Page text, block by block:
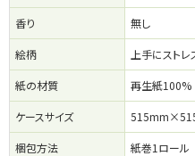
香り 無し
絵柄 上手にスト
紙の材質 再生紙100%
ケースサイズ
梱包方法 紙巻1ロール